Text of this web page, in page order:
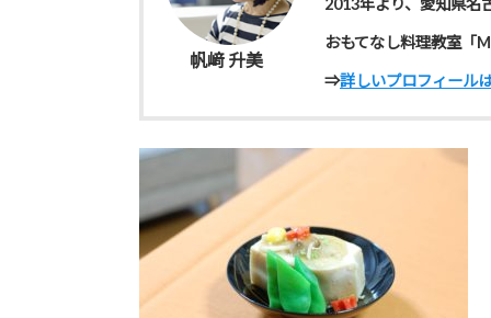
おもてなし料理教室「
⇒詳しいプロフィール
帆﨑 升美